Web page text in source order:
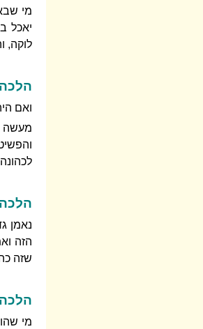
מי
יאכל
לוקה,
ואם
מעשה
נאמן
הזה
שזה
מי